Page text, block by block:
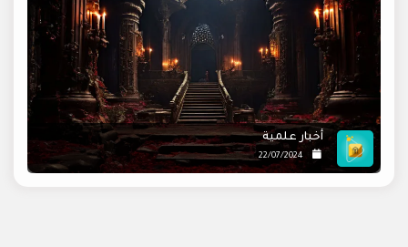
أخبار علمية
22/07/2024